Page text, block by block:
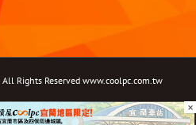
Rights Reserved www.coolpc.com.tw
YouTubeTwitterEmail: ×